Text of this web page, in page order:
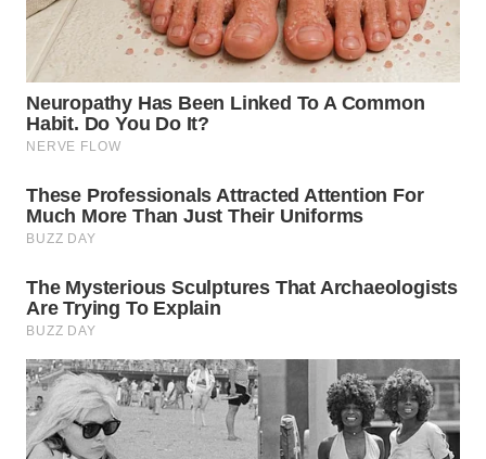
WN
INDRAMAYU
KUNINGAN
MAJALENGKA
WN
SUKABUMI
WN
PURWAKARTA